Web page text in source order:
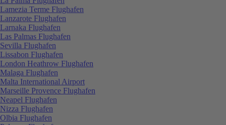
Lamezia Terme Flughafen
Lanzarote Flughafen
Larnaka Flughafen
Las Palmas Flughafen
Sevilla Flughafen
Lissabon Flughafen
London Heathrow Flughafen
Malaga Flughafen
Malta International Airport
Marseille Provence Flughafen
Neapel Flughafen
Nizza Flughafen
Olbia Flughafen